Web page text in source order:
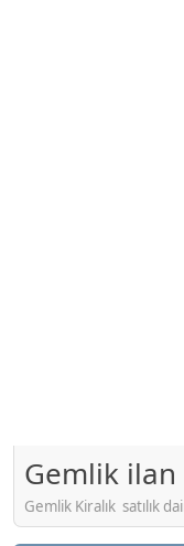
Gemlik ilan
Gemlik Kiralık satılık